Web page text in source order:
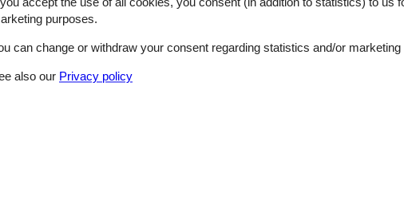
Die Grundrisse und Bilder vermitteln einen guten Eindruck, dienen aber
purposes.
can change or withdraw your consent regarding statistics and/or
also our Privacy policy